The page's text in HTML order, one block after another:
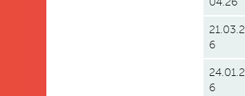
21.03.2
6
24.01.2
6